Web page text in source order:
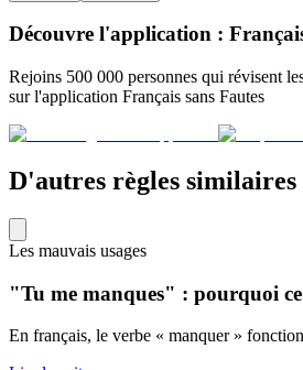
Découvre l'application :
Rejoins 500 000 personnes qui révisent
sur l'application Français sans Fautes
D'autres règles similaires
Les mauvais usages
"Tu me manques" : pourquoi
En français, le verbe « manquer »